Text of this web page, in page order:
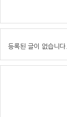
등록된 글이 없습니다.